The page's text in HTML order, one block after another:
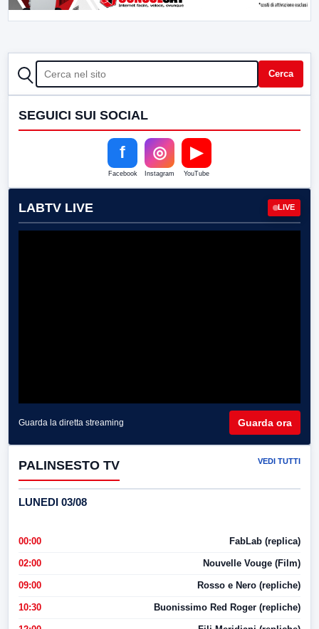
CERCA Cerca
SEGUICI SUI SOCIAL
f
Facebook
◎
Instagram
▶
YouTube
LABTV LIVE LIVE
Guarda la diretta streaming Guarda ora
PALINSESTO TV VEDI TUTTI
LUNEDI 03/08
00:00 FabLab (replica)
02:00 Nouvelle Vouge (Film)
09:00 Rosso e Nero (repliche)
10:30 Buonissimo Red Roger (repliche)